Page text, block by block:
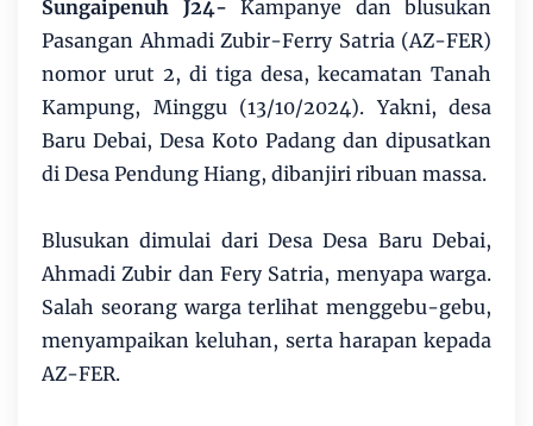
Sungaipenuh J24- Kampanye dan blusukan
Pasangan Ahmadi Zubir-Ferry Satria (AZ-FER)
nomor urut 2, di tiga desa, kecamatan Tanah
Kampung, Minggu (13/10/2024). Yakni, desa
Baru Debai, Desa Koto Padang dan dipusatkan
di Desa Pendung Hiang, dibanjiri ribuan massa.
Blusukan dimulai dari Desa Desa Baru Debai,
Ahmadi Zubir dan Fery Satria, menyapa warga.
Salah seorang warga terlihat menggebu-gebu,
menyampaikan keluhan, serta harapan kepada
AZ-FER.